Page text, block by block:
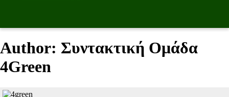
Author: Συντακτική Ομάδα
4Green